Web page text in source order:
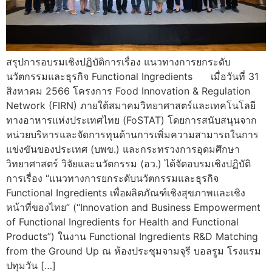
สรุปการอบรมเชิงปฏิบัติการเรื่อง แนวทางการยกระดับ
นวัตกรรมและธุรกิจ Functional Ingredients เมื่อวันที่ 31
สิงหาคม 2566 โครงการ Food Innovation & Regulation
Network (FIRN) ภายใต้สมาคมวิทยาศาสตร์และเทคโนโลยี
ทางอาหารแห่งประเทศไทย (FoSTAT) โดยการสนับสนุนจาก
หน่วยบริหารและจัดการทุนด้านการเพิ่มความสามารถในการ
แข่งขันของประเทศ (บพข.) และกระทรวงการอุดมศึกษา
วิทยาศาสตร์ วิจัยและนวัตกรรม (อว.) ได้จัดอบรมเชิงปฏิบัติ
การเรื่อง “แนวทางการยกระดับนวัตกรรมและธุรกิจ
Functional Ingredients เพื่อผลิตภัณฑ์เชิงสุขภาพและเชิง
หน้าที่ของไทย” (“Innovation and Business Empowerment
of Functional Ingredients for Health and Functional
Products”) ในงาน Functional Ingredients R&D Matching
from the Ground Up ณ ห้องประชุมจามจุรี บอลรูม โรงแรม
ปทุมวัน […]